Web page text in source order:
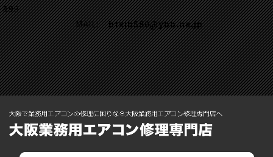
899
MAIL:btxjb580@ybb.ne.jp